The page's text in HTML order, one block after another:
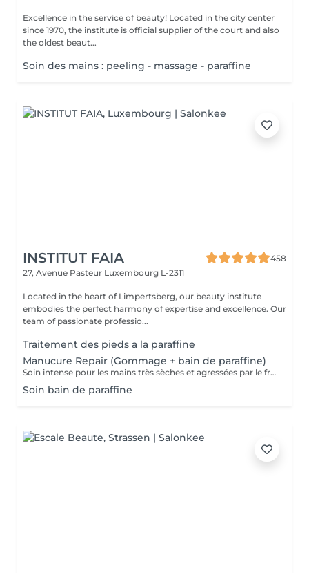
Excellence in the service of beauty! Located in the city center
since 1970, the institute is official supplier of the court and also
the oldest beaut...
Soin des mains : peeling - massage - paraffine
INSTITUT FAIA
458
27, Avenue Pasteur Luxembourg L-2311
Located in the heart of Limpertsberg, our beauty institute
embodies the perfect harmony of expertise and excellence. Our
team of passionate professio...
Traitement des pieds a la paraffine
Manucure Repair (Gommage + bain de paraffine)
Soin intense pour les mains très sèches et agressées par le froid ou les produits. Comprend le limage des ongles, la pousse et la coupe des cuticules, gommage, masque à la paraffine de 10 minutes et massage avec une crème de soin. Application d'une base transparente si désirée.
Soin bain de paraffine